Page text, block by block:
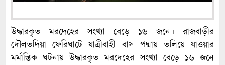
উদ্ধারকৃত মরদেহের সংখ্যা বেড়ে ১৬ জনে। রাজবাড়ীর
দৌলতদিয়া ফেরিঘাটে যাত্রীবাহী বাস পদ্মায় তলিয়ে যাওয়ার
মর্মান্তিক ঘটনায় উদ্ধারকৃত মরদেহের সংখ্যা বেড়ে ১৬ জনে